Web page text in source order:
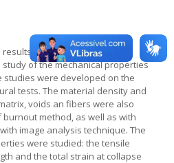
of the experimental
of the mechanical properties
studies were developed on the
tests. The material density and
voids an fibers were also
method, as well as with
image analysis technique. The
were studied: the tensile
and the total strain at collapse